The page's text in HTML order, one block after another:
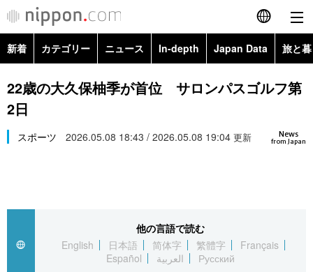
English
简体字
Русский
カテゴリー
経済・ビジネス
国際
トップ
アーカイブ
In-depth
Japan Data
新着 カテゴリー ニュース In-depth Japan Data 旅と
政治・外交
経済・ビジネス
Topics
22歳の大久保柚季が首位 サロンパスゴルフ第
2日
News
from Japan
スポーツ 2026.05.08 18:43 / 2026.05.08 19:04 更新
他の言語で読む
English
日本語 简体字 繁體字
Français
Español
العربية Русский